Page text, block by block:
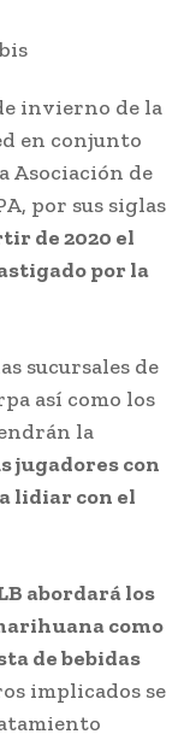
invierno de la
en conjunto
Asociación de
por sus siglas
de 2020 el
por la
sucursales de
así como los
la
jugadores con
lidiar con el
abordará los
como
de bebidas
implicados se